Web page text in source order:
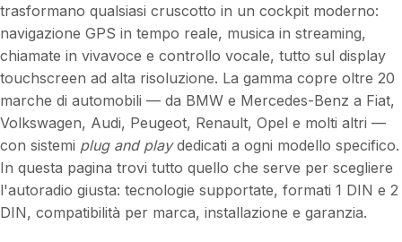
trasformano qualsiasi cruscotto in un cockpit moderno:
navigazione GPS in tempo reale, musica in streaming,
chiamate in vivavoce e controllo vocale, tutto sul display
touchscreen ad alta risoluzione. La gamma copre oltre 20
marche di automobili — da BMW e Mercedes-Benz a Fiat,
Volkswagen, Audi, Peugeot, Renault, Opel e molti altri —
con sistemi plug and playdedicati a ogni modello specifico.
In questa pagina trovi tutto quello che serve per scegliere
l'autoradio giusta: tecnologie supportate, formati 1 DIN e 2
DIN, compatibilità per marca, installazione e garanzia.